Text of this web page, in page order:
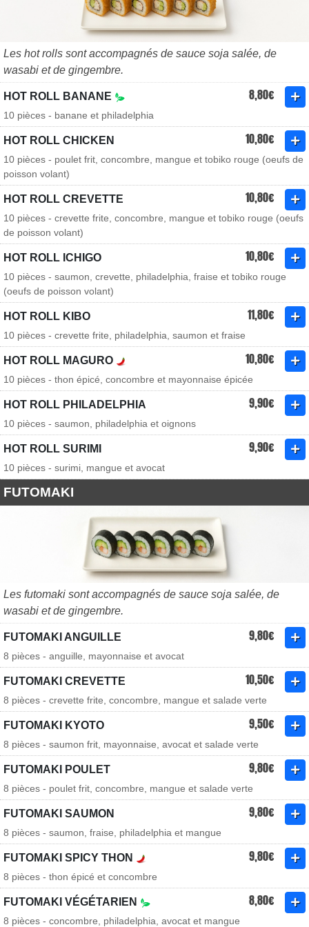
Les hot rolls sont accompagnés de sauce soja salée, de
wasabi et de gingembre.
HOT ROLL BANANE 8,80€
10 pièces - banane et philadelphia
HOT ROLL CHICKEN 10,80€
10 pièces - poulet frit, concombre, mangue et tobiko rouge (oeufs de
poisson volant)
HOT ROLL CREVETTE 10,80€
10 pièces - crevette frite, concombre, mangue et tobiko rouge (oeufs
de poisson volant)
HOT ROLL ICHIGO 10,80€
10 pièces - saumon, crevette, philadelphia, fraise et tobiko rouge
(oeufs de poisson volant)
HOT ROLL KIBO 11,80€
10 pièces - crevette frite, philadelphia, saumon et fraise
HOT ROLL MAGURO 10,80€
10 pièces - thon épicé, concombre et mayonnaise épicée
HOT ROLL PHILADELPHIA 9,90€
10 pièces - saumon, philadelphia et oignons
HOT ROLL SURIMI 9,90€
10 pièces - surimi, mangue et avocat
FUTOMAKI
Les futomaki sont accompagnés de sauce soja salée, de
wasabi et de gingembre.
FUTOMAKI ANGUILLE 9,80€
8 pièces - anguille, mayonnaise et avocat
FUTOMAKI CREVETTE 10,50€
8 pièces - crevette frite, concombre, mangue et salade verte
FUTOMAKI KYOTO 9,50€
8 pièces - saumon frit, mayonnaise, avocat et salade verte
FUTOMAKI POULET 9,80€
8 pièces - poulet frit, concombre, mangue et salade verte
FUTOMAKI SAUMON 9,80€
8 pièces - saumon, fraise, philadelphia et mangue
FUTOMAKI SPICY THON 9,80€
8 pièces - thon épicé et concombre
FUTOMAKI VÉGÉTARIEN 8,80€
8 pièces - concombre, philadelphia, avocat et mangue